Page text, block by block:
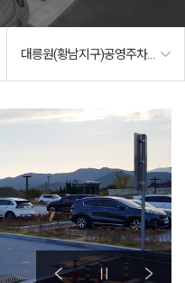
대릉원(황남지구)공영주차장